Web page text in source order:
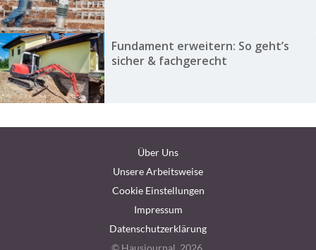
Fundament erweitern: So geht’s
sicher & fachgerecht
Über Uns
Unsere Arbeitsweise
Cookie Einstellungen
Impressum
Datenschutzerklärung
© Hausjournal, 2026.